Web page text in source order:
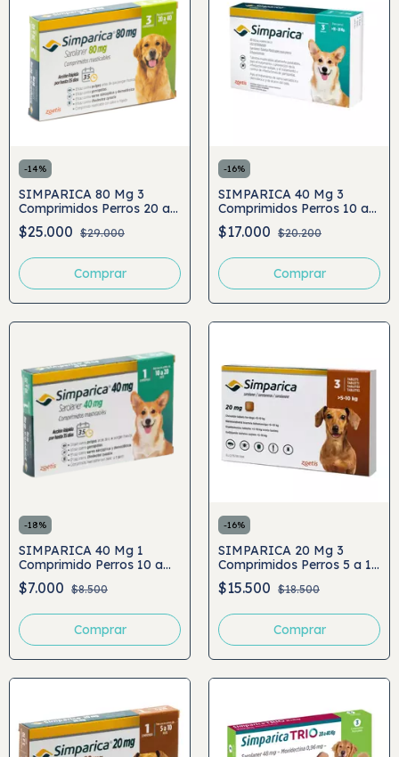
-14%
SIMPARICA 80 Mg 3
Comprimidos Perros 20 a
40 Kg
$25.000 $29.000
-16%
SIMPARICA 40 Mg 3
Comprimidos Perros 10 a
20 Kg
$17.000 $20.200
-18%
SIMPARICA 40 Mg 1
Comprimido Perros 10 a
20 Kg
$7.000 $8.500
-16%
SIMPARICA 20 Mg 3
Comprimidos Perros 5 a 10
Kg
$15.500 $18.500